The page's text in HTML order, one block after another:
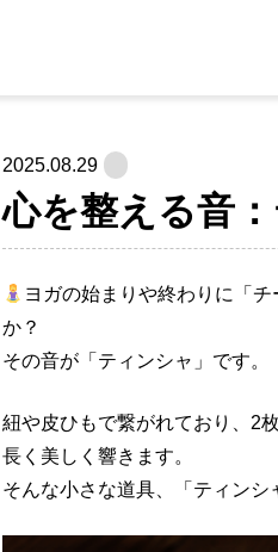
2025.08.29
心を整える音
ヨガの始まりや終わりに「
か？
その音が「ティンシャ」です。
紐や皮ひもで繋がれており、2
長く美しく響きます。
そんな小さな道具、「ティンシ